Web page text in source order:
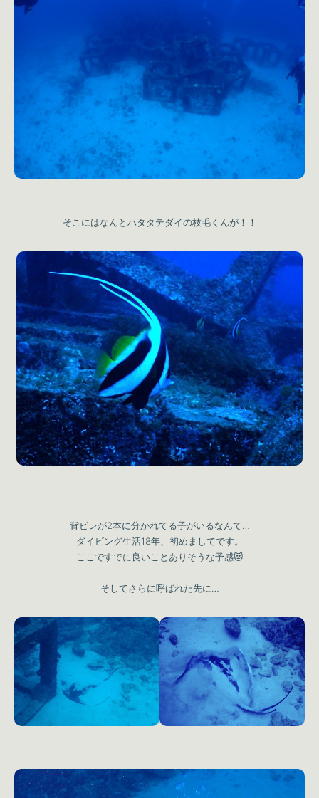
そこにはなんとハタタテダイの枝毛くんが！！
背ビレが2本に分かれてる子がいるなんて…
ダイビング生活18年、初めましてです。
ここですでに良いことありそうな予感😻
そしてさらに呼ばれた先に…